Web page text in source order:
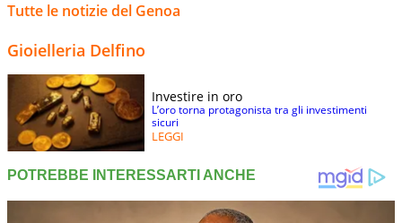
Tutte le notizie del Genoa
Gioielleria Delfino
Investire in oro
L’oro torna protagonista tra gli investimenti
sicuri
LEGGI